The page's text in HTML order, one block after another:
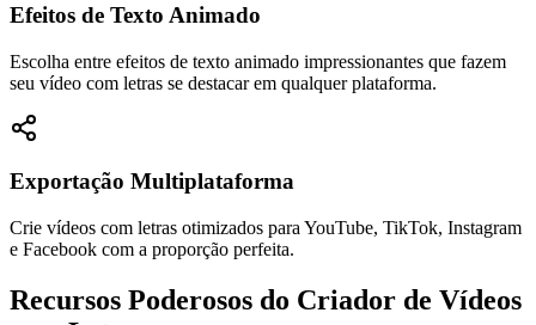
Efeitos de Texto Animado
Escolha entre efeitos de texto animado impressionantes que fazem
seu vídeo com letras se destacar em qualquer plataforma.
Exportação Multiplataforma
Crie vídeos com letras otimizados para YouTube, TikTok, Instagram
e Facebook com a proporção perfeita.
Recursos Poderosos do Criador de Vídeos